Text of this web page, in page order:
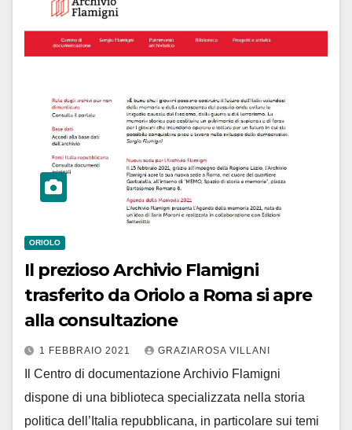
ORIOLO
Il prezioso Archivio Flamigni
trasferito da Oriolo a Roma si apre
alla consultazione
1 FEBBRAIO 2021 GRAZIAROSA VILLANI
Il Centro di documentazione Archivio Flamigni
dispone di una biblioteca specializzata nella storia
politica dell’Italia repubblicana, in particolare sui temi